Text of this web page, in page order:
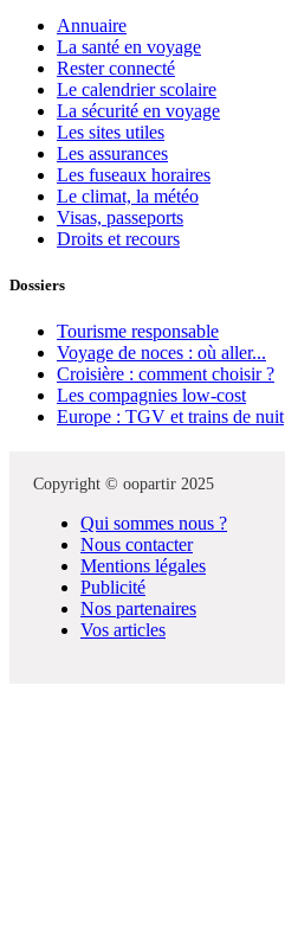
Annuaire
La santé en voyage
Rester connecté
Le calendrier scolaire
La sécurité en voyage
Les sites utiles
Les assurances
Les fuseaux horaires
Le climat, la météo
Visas, passeports
Droits et recours
Dossiers
Tourisme responsable
Voyage de noces : où aller...
Croisière : comment choisir ?
Les compagnies low-cost
Europe : TGV et trains de nuit
Copyright © oopartir 2025
Qui sommes nous ?
Nous contacter
Mentions légales
Publicité
Nos partenaires
Vos articles